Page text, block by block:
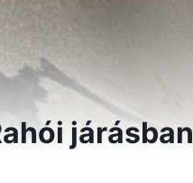
járásban